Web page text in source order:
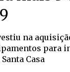
na
para
Casa